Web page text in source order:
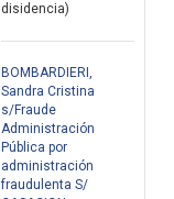
disidencia)
BOMBARDIERI,
Sandra Cristina
s/Fraude
Administración
Pública por
administración
fraudulenta S/